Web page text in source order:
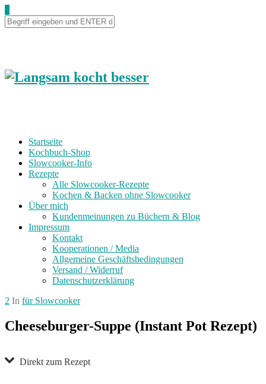
to
Recipe
Startseite
Kochbuch-Shop
Slowcooker-Info
Rezepte
Alle Slowcooker-Rezepte
Kochen & Backen ohne Slowcooker
Über mich
Kundenmeinungen zu Büchern & Blog
Impressum
Kontakt
Kooperationen / Media
Allgemeine Geschäftsbedingungen
Versand / Widerruf
Datenschutzerklärung
2 In für Slowcooker
Cheeseburger-Suppe (Instant Pot Rezept)
Direkt zum Rezept